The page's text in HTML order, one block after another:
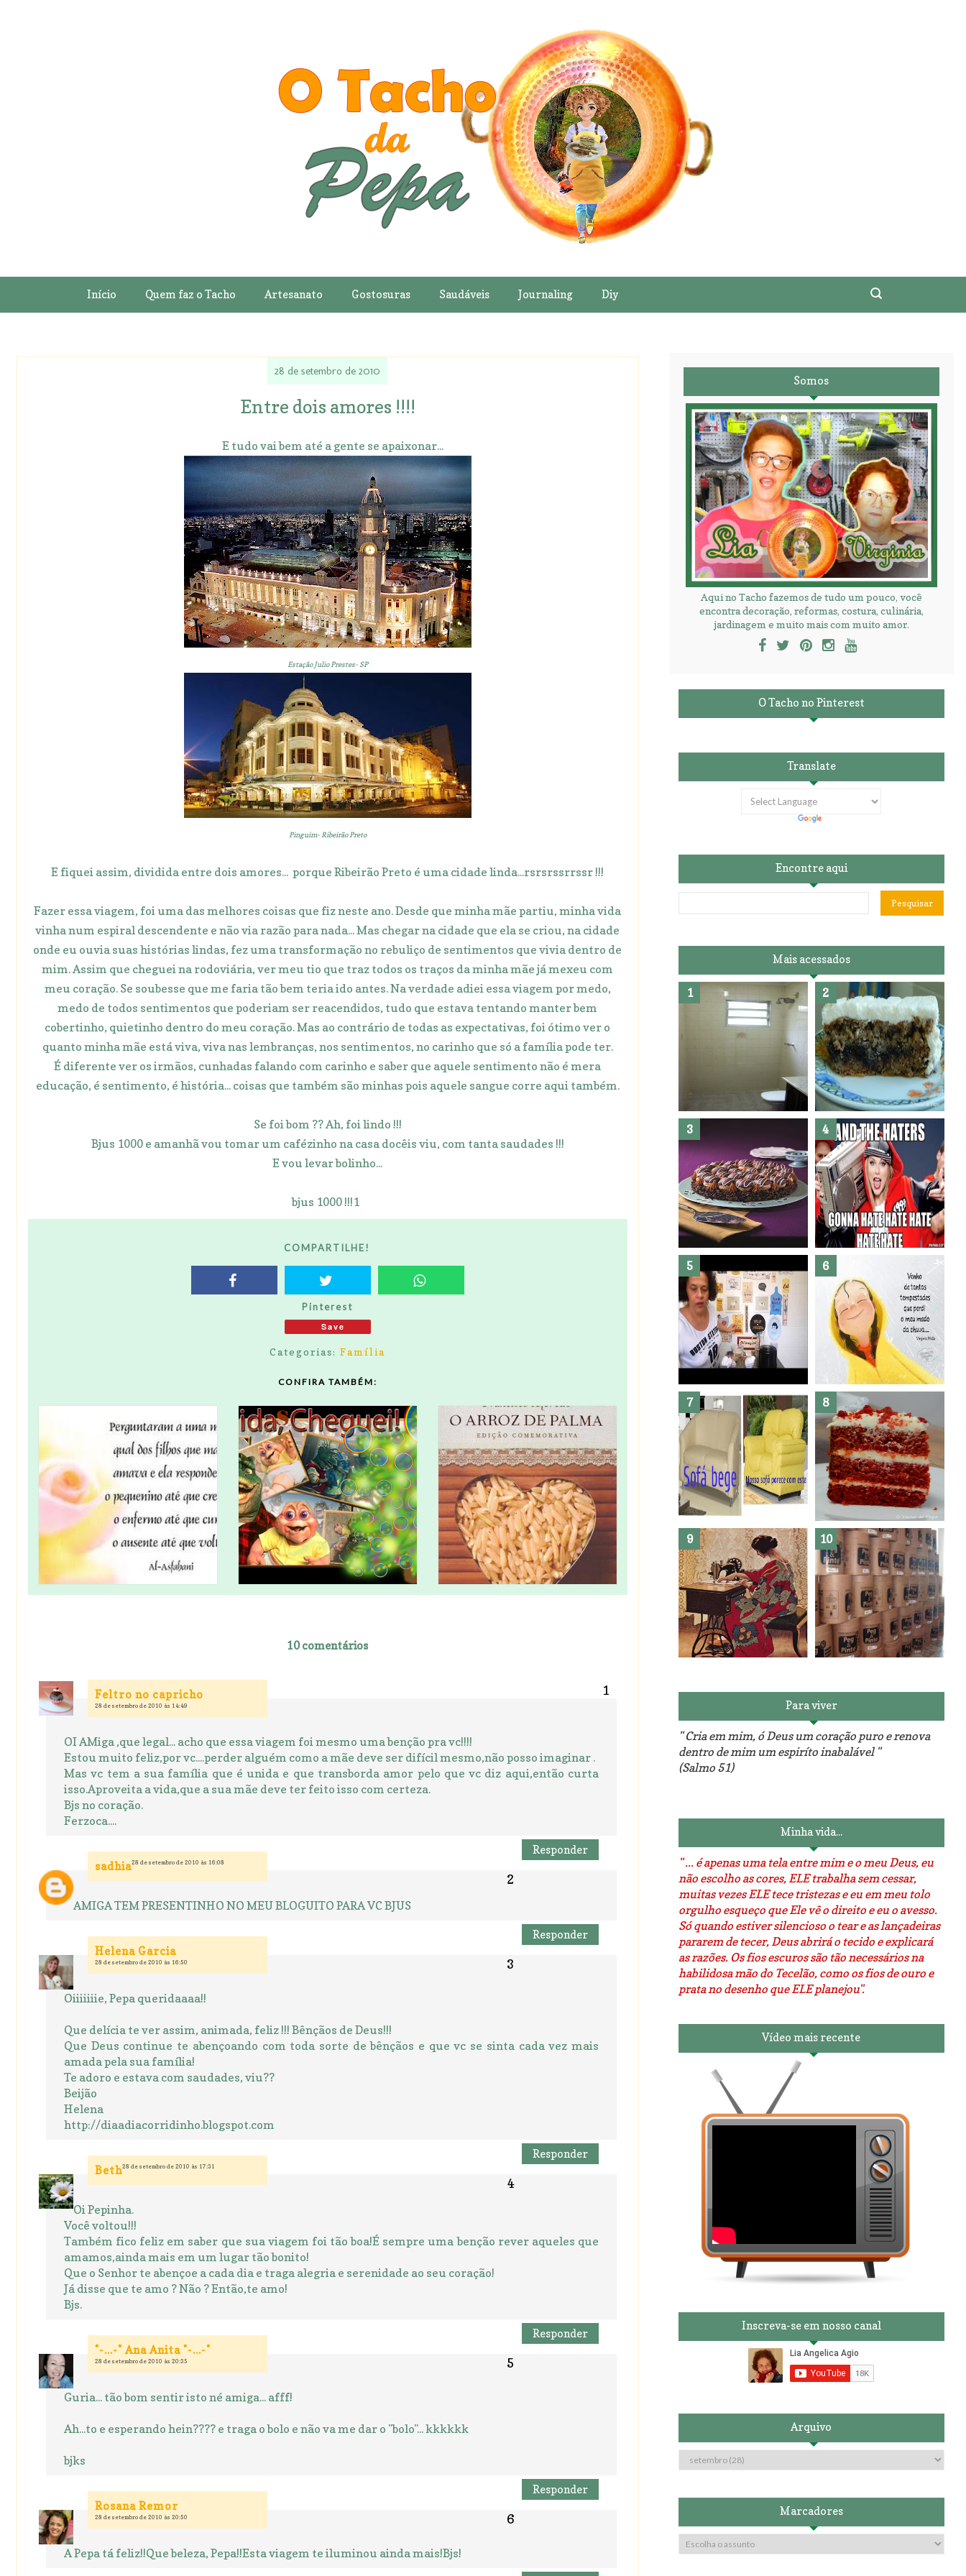
Início Quem faz o Tacho Artesanato Gostosuras Saudáveis Journaling Diy
28 de setembro de 2010
Entre dois amores !!!!
E tudo vai bem até a gente se apaixonar...
Estação Julio Prestes- SP
Pinguim- Ribeirão Preto
E fiquei assim, dividida entre dois amores... porque Ribeirão Preto é uma cidade linda...rsrsrssrrssr !!!
Fazer essa viagem, foi uma das melhores coisas que fiz neste ano. Desde que minha mãe partiu, minha vida
vinha num espiral descendente e não via razão para nada... Mas chegar na cidade que ela se criou, na cidade
onde eu ouvia suas histórias lindas, fez uma transformação no rebuliço de sentimentos que vivia dentro de
mim. Assim que cheguei na rodoviária, ver meu tio que traz todos os traços da minha mãe já mexeu com
meu coração. Se soubesse que me faria tão bem teria ido antes. Na verdade adiei essa viagem por medo,
medo de todos sentimentos que poderiam ser reacendidos, tudo que estava tentando manter bem
cobertinho, quietinho dentro do meu coração. Mas ao contrário de todas as expectativas, foi ótimo ver o
quanto minha mãe está viva, viva nas lembranças, nos sentimentos, no carinho que só a família pode ter.
É diferente ver os irmãos, cunhadas falando com carinho e saber que aquele sentimento não é mera
educação, é sentimento, é história... coisas que também são minhas pois aquele sangue corre aqui também.
Se foi bom ?? Ah, foi lindo !!!
Bjus 1000 e amanhã vou tomar um cafézinho na casa docêis viu, com tanta saudades !!!
E vou levar bolinho...
bjus 1000 !!!1
COMPARTILHE!
Pinterest
Save
Categorias:Família
CONFIRA TAMBÉM:
10 comentários
Feltro no capricho
28 de setembro de 2010 às 14:49
OI AMiga ,que legal... acho que essa viagem foi mesmo uma benção pra vc!!!!
Estou muito feliz,por vc....perder alguém como a mãe deve ser difícil mesmo,não posso imaginar .
Mas vc tem a sua família que é unida e que transborda amor pelo que vc diz aqui,então curta
isso.Aproveita a vida,que a sua mãe deve ter feito isso com certeza.
Bjs no coração.
Ferzoca....
Responder
sadhia28 de setembro de 2010 às 16:08
AMIGA TEM PRESENTINHO NO MEU BLOGUITO PARA VC BJUS
Responder
Helena Garcia
28 de setembro de 2010 às 16:50
Oiiiiiiie, Pepa queridaaaa!!
Que delícia te ver assim, animada, feliz !!! Bênçãos de Deus!!!
Que Deus continue te abençoando com toda sorte de bênçãos e que vc se sinta cada vez mais
amada pela sua família!
Te adoro e estava com saudades, viu??
Beijão
Helena
http://diaadiacorridinho.blogspot.com
Responder
Beth28 de setembro de 2010 às 17:31
Oi Pepinha.
Você voltou!!!
Também fico feliz em saber que sua viagem foi tão boa!É sempre uma benção rever aqueles que
amamos,ainda mais em um lugar tão bonito!
Que o Senhor te abençoe a cada dia e traga alegria e serenidade ao seu coração!
Já disse que te amo ? Não ? Então,te amo!
Bjs.
Responder
*-...-* Ana Anita *-...-*
28 de setembro de 2010 às 20:35
Guria... tão bom sentir isto né amiga... afff!
Ah...to e esperando hein???? e traga o bolo e não va me dar o "bolo"... kkkkkk
bjks
Responder
Rosana Remor
28 de setembro de 2010 às 20:50
A Pepa tá feliz!!Que beleza, Pepa!!Esta viagem te iluminou ainda mais!Bjs!
Somos
Aqui no Tacho fazemos de tudo um pouco, você
encontra decoração, reformas, costura, culinária,
jardinagem e muito mais com muito amor.
O Tacho no Pinterest
Translate
Encontre aqui
Mais acessados
Banheiro novo por menos de
R$300,00 ?? E sem quebra
quebra ??( Editado)
Posso congelar bolo ??
Dez bolos pra fazer antes de
morrer !
Haters, como surgiram?
Como fazer leites vegetais ? O medo que habita em nós.
Reforma do sofá, agora é
em patchwork!
The Red Velvet !!! O Perfeito
Para viver
" Cria em mim, ó Deus um coração puro e renova
dentro de mim um espiríto inabalável "
(Salmo 51)
Minha vida...
" ... é apenas uma tela entre mim e o meu Deus, eu
não escolho as cores, ELE trabalha sem cessar,
muitas vezes ELE tece tristezas e eu em meu tolo
orgulho esqueço que Ele vê o direito e eu o avesso.
Só quando estiver silencioso o tear e as lançadeiras
pararem de tecer, Deus abrirá o tecido e explicará
as razões. Os fios escuros são tão necessários na
habilidosa mão do Tecelão, como os fios de ouro e
prata no desenho que ELE planejou".
Vídeo mais recente
Inscreva-se em nosso canal
Arquivo
Marcadores